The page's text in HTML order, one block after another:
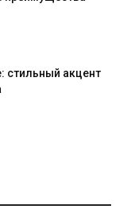
стильный акцент